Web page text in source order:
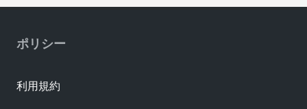
ポリシー
利用規約